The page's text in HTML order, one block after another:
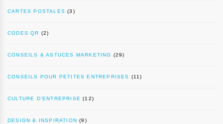
CARTES POSTALES (3)
CODES QR (2)
CONSEILS & ASTUCES MARKETING (29)
CONSEILS POUR PETITES ENTREPRISES (11)
CULTURE D’ENTREPRISE (12)
DESIGN & INSPIRATION (9)